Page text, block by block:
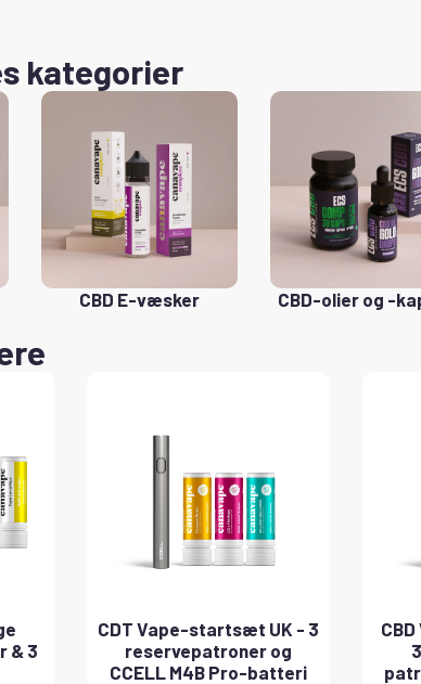
kategorier
CBD E-væsker CBD-olier og -
& 3
CDT Vape-startsæt UK - 3
reservepatroner og
CCELL M4B Pro-batteri